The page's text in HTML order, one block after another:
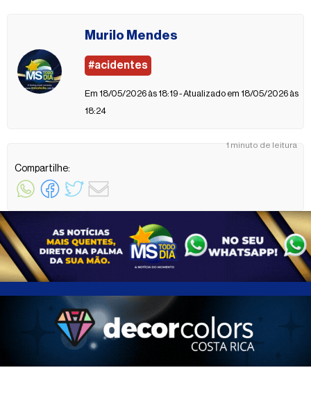
1 minuto de leitura
Murilo Mendes
#acidentes
Em 18/05/2026 às 18:19 - Atualizado em 18/05/2026 às
18:24
Compartilhe: